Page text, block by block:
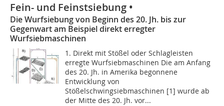
Fein- und Feinstsiebung •
Die Wurfsiebung von Beginn des 20. Jh. bis zur
Gegenwart am Beispiel direkt erregter
Wurfsiebmaschinen
1. Direkt mit Stößel oder Schlagleisten
erregte Wurfsiebmaschinen Die am Anfang
des 20. Jh. in Amerika begonnene
Entwicklung von
Stößelschwingsiebmaschinen [1] wurde ab
der Mitte des 20. Jh. vor...